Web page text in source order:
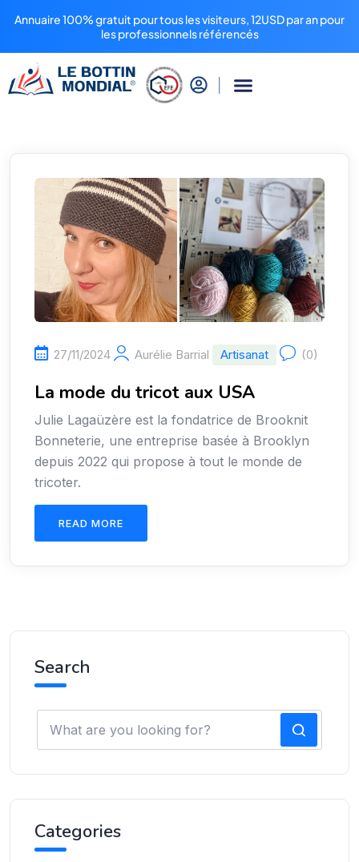
Annuaire 100% gratuit pour tous les visiteurs, 12USD par an pour
les professionnels référencés
27/11/2024 Aurélie Barrial Artisanat (0)
La mode du tricot aux USA
Julie Lagaüzère est la fondatrice de Brooknit
Bonneterie, une entreprise basée à Brooklyn
depuis 2022 qui propose à tout le monde de
tricoter.
READ MORE
Search
Categories